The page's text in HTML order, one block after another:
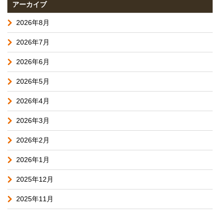
アーカイブ
2026年8月
2026年7月
2026年6月
2026年5月
2026年4月
2026年3月
2026年2月
2026年1月
2025年12月
2025年11月